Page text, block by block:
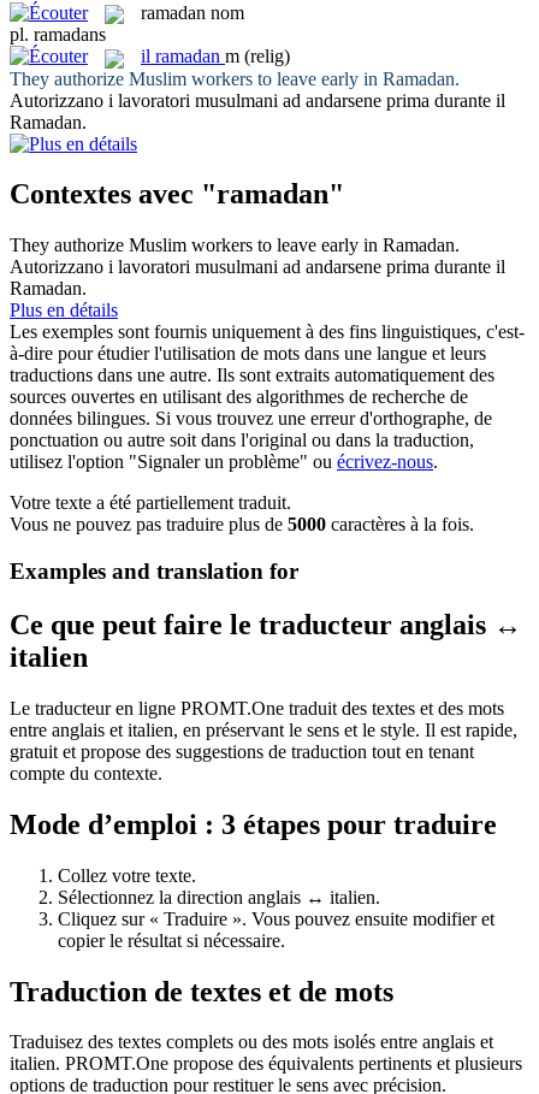
ramadan nom
pl. ramadans
il ramadan m (relig)
They authorize Muslim workers to leave early in Ramadan.
Autorizzano i lavoratori musulmani ad andarsene prima durante il
Ramadan.
Contextes avec "ramadan"
They authorize Muslim workers to leave early in Ramadan.
Autorizzano i lavoratori musulmani ad andarsene prima durante il
Ramadan.
Plus en détails
Les exemples sont fournis uniquement à des fins linguistiques, c'est-
à-dire pour étudier l'utilisation de mots dans une langue et leurs
traductions dans une autre. Ils sont extraits automatiquement des
sources ouvertes en utilisant des algorithmes de recherche de
données bilingues. Si vous trouvez une erreur d'orthographe, de
ponctuation ou autre soit dans l'original ou dans la traduction,
utilisez l'option "Signaler un problème" ou écrivez-nous.
Votre texte a été partiellement traduit.
Vous ne pouvez pas traduire plus de 5000 caractères à la fois.
Examples and translation for
Ce que peut faire le traducteur anglais ↔
italien
Le traducteur en ligne PROMT.One traduit des textes et des mots
entre anglais et italien, en préservant le sens et le style. Il est rapide,
gratuit et propose des suggestions de traduction tout en tenant
compte du contexte.
Mode d’emploi : 3 étapes pour traduire
Collez votre texte.
Sélectionnez la direction anglais ↔ italien.
Cliquez sur « Traduire ». Vous pouvez ensuite modifier et
copier le résultat si nécessaire.
Traduction de textes et de mots
Traduisez des textes complets ou des mots isolés entre anglais et
italien. PROMT.One propose des équivalents pertinents et plusieurs
options de traduction pour restituer le sens avec précision.